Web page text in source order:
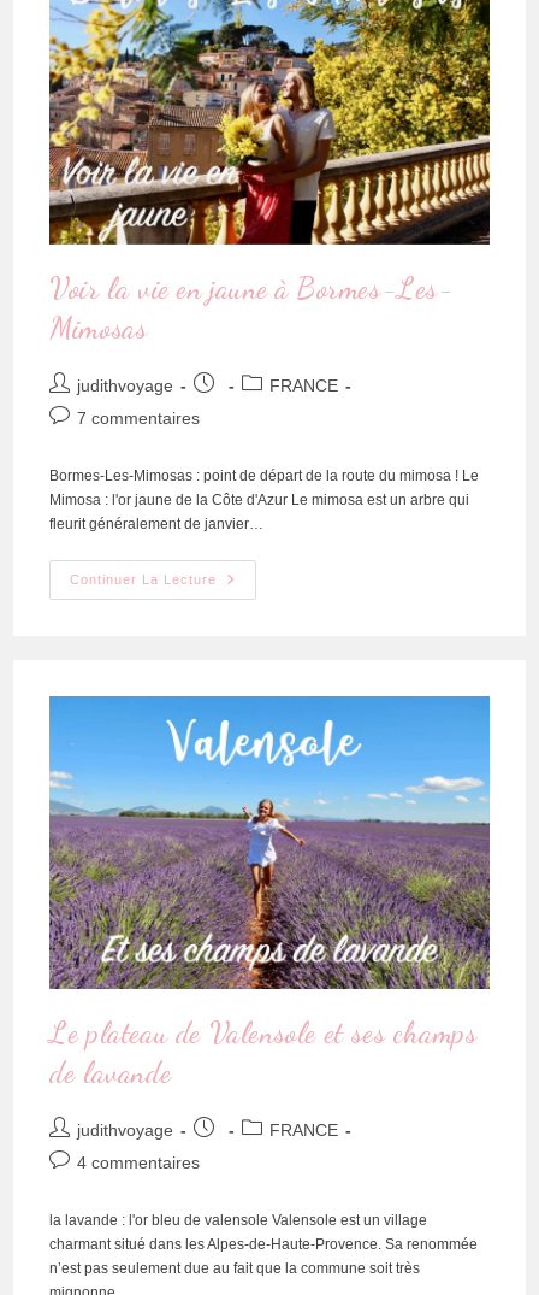
Voir la vie en jaune à Bormes-Les-
Mimosas
judithvoyage
FRANCE
7 commentaires
Bormes-Les-Mimosas : point de départ de la route du mimosa ! Le
Mimosa : l'or jaune de la Côte d'Azur Le mimosa est un arbre qui
fleurit généralement de janvier…
Continuer La Lecture
Le plateau de Valensole et ses champs
de lavande
judithvoyage
FRANCE
4 commentaires
la lavande : l'or bleu de valensole Valensole est un village
charmant situé dans les Alpes-de-Haute-Provence. Sa renommée
n’est pas seulement due au fait que la commune soit très